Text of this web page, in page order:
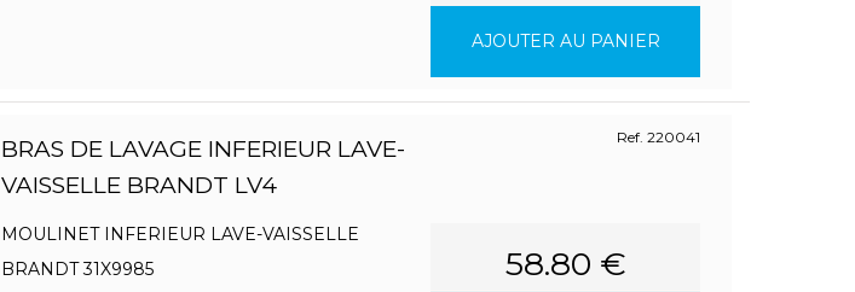
AJOUTER AU PANIER
BRAS DE LAVAGE INFERIEUR LAVE-
VAISSELLE BRANDT LV4
Ref. 220041
MOULINET INFERIEUR LAVE-VAISSELLE
BRANDT 31X9985
58.80 €